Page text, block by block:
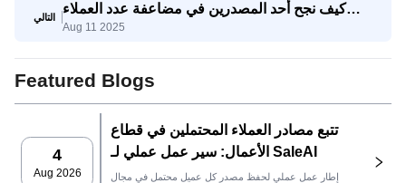
التالي
كيف نجح أحد المصدرين في مضاعفة عدد العملاء
المحتملين المؤهلين ثلاث مرات باستخدام وكيل
Aug 11 2025
Featured Blogs
4
Aug 2026
تتبع مصادر العملاء المحتملين في قطاع
الأعمال: سير عمل عملي لـ SaleAI
إطار عمل عملي لحفظ مصدر كل عميل محتمل في مجال